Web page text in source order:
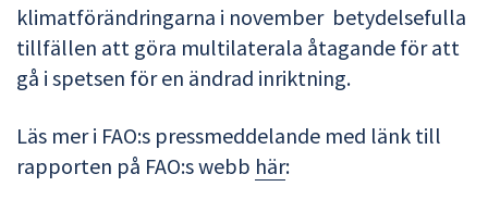
klimatförändringarna i november betydelsefulla
tillfällen att göra multilaterala åtagande för att
gå i spetsen för en ändrad inriktning.
Läs mer i FAO:s pressmeddelande med länk till
rapporten på FAO:s webb här: